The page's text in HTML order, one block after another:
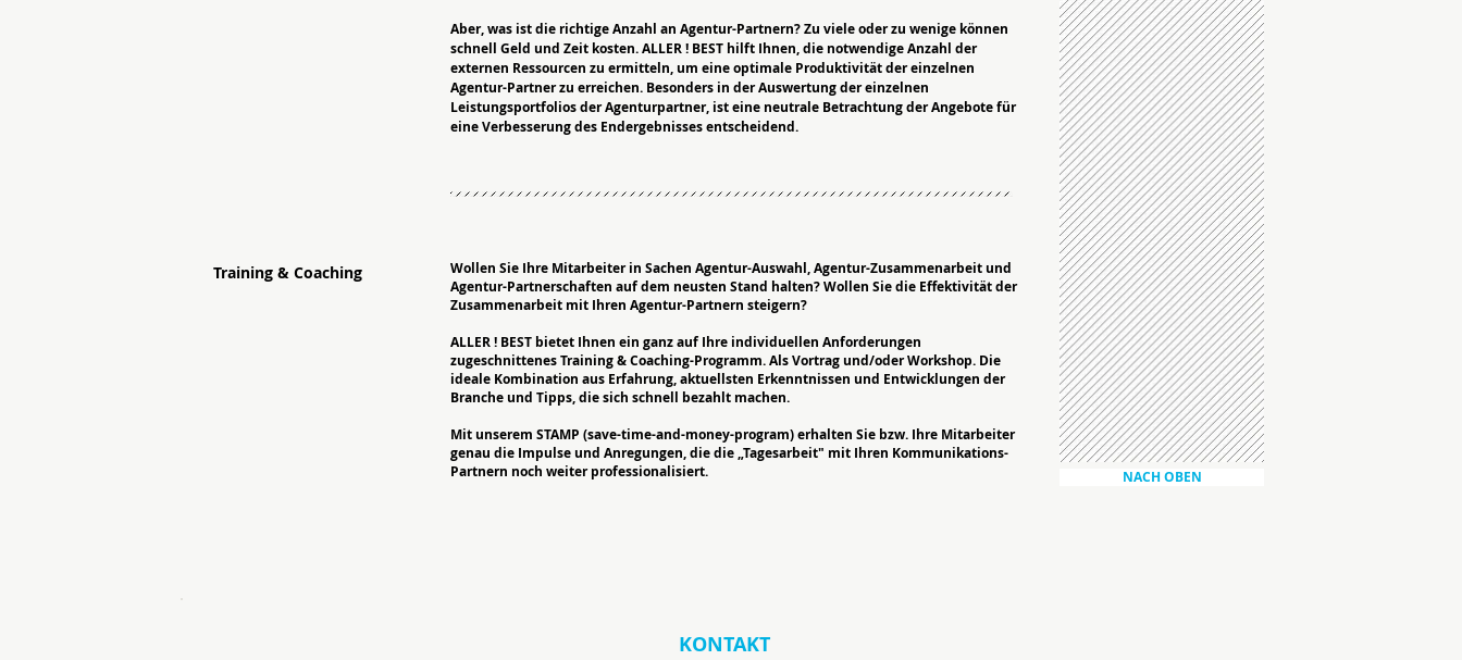
Training & Coaching
Aber, was ist die richtige Anzahl an Agentur-Partnern? Zu viele oder zu wenige können
schnell Geld und Zeit kosten. ALLER ! BEST hilft Ihnen, die notwendige Anzahl der
externen Ressourcen zu ermitteln, um eine optimale Produktivität der einzelnen
Agentur-Partner zu erreichen. Besonders in der Auswertung der einzelnen
Leistungsportfolios der Agenturpartner, ist eine neutrale Betrachtung der Angebote für
eine Verbesserung des Endergebnisses entscheidend.
Wollen Sie Ihre Mitarbeiter in Sachen Agentur-Auswahl, Agentur-Zusammenarbeit und
Agentur-Partnerschaften auf dem neusten Stand halten? Wollen Sie die Effektivität der
Zusammenarbeit mit Ihren Agentur-Partnern steigern?
ALLER ! BEST bietet Ihnen ein ganz auf Ihre individuellen Anforderungen
zugeschnittenes Training & Coaching-Programm. Als Vortrag und/oder Workshop. Die
ideale Kombination aus Erfahrung, aktuellsten Erkenntnissen und Entwicklungen der
Branche und Tipps, die sich schnell bezahlt machen.
Mit unserem STAMP (save-time-and-money-program) erhalten Sie bzw. Ihre Mitarbeiter
genau die Impulse und Anregungen, die die „Tagesarbeit" mit Ihren Kommunikations-
Partnern noch weiter professionalisiert.
NACH OBEN
KONTAKT